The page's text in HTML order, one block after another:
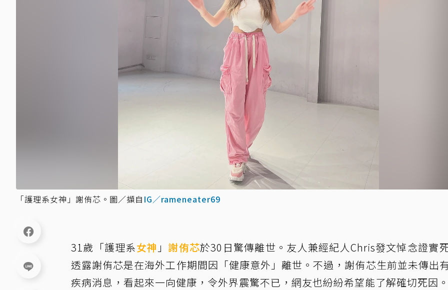
「護理系女神」謝侑芯。圖／擷自 IG／rameneater69
31歲「護理系女神 」 謝侑芯於30日驚傳離世。友人兼經紀人Chris發文悼念證實
透露謝侑芯是在海外工作期間因「健康意外」離世。不過，謝侑芯生前並未傳出
疾病消息，看起來一向健康，令外界震驚不已，網友也紛紛希望能了解確切死因。